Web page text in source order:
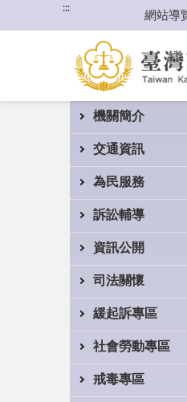
:::
網站導
機關簡介
交通資訊
為民服務
訴訟輔導
資訊公開
司法關懷
緩起訴專區
社會勞動專區
戒毒專區